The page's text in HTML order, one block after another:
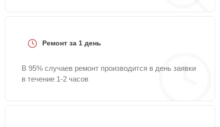
Ремонт за 1 день
В 95% случаев ремонт производится в день заявки
в течение 1-2 часов